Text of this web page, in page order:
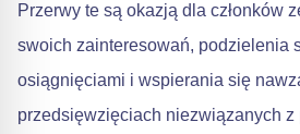
Przerwy te są okazją dla członków
swoich zainteresowań, podzielenia
osiągnięciami i wspierania się
przedsięwzięciach niezwiązanych z